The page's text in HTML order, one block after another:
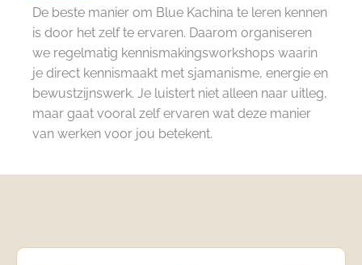
De beste manier om Blue Kachina te leren kennen
is door het zelf te ervaren. Daarom organiseren
we regelmatig kennismakingsworkshops waarin
je direct kennismaakt met sjamanisme, energie en
bewustzijnswerk. Je luistert niet alleen naar uitleg,
maar gaat vooral zelf ervaren wat deze manier
van werken voor jou betekent.